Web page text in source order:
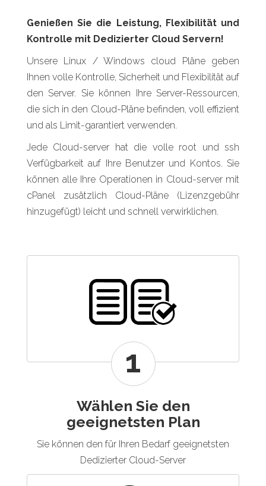
Genießen Sie die Leistung, Flexibilität und
Kontrolle mit Dedizierter Cloud Servern!
Unsere Linux / Windows cloud Pläne geben
Ihnen volle Kontrolle, Sicherheit und Flexibilität auf
den Server. Sie können Ihre Server-Ressourcen,
die sich in den Cloud-Pläne befinden, voll effizient
und als Limit-garantiert verwenden.
Jede Cloud-server hat die volle root und ssh
Verfügbarkeit auf Ihre Benutzer und Kontos. Sie
können alle Ihre Operationen in Cloud-server mit
cPanel zusätzlich Cloud-Pläne (Lizenzgebühr
hinzugefügt) leicht und schnell verwirklichen.
1
Wählen Sie den
geeignetsten Plan
Sie können den für Ihren Bedarf geeignetsten
Dedizierter Cloud-Server